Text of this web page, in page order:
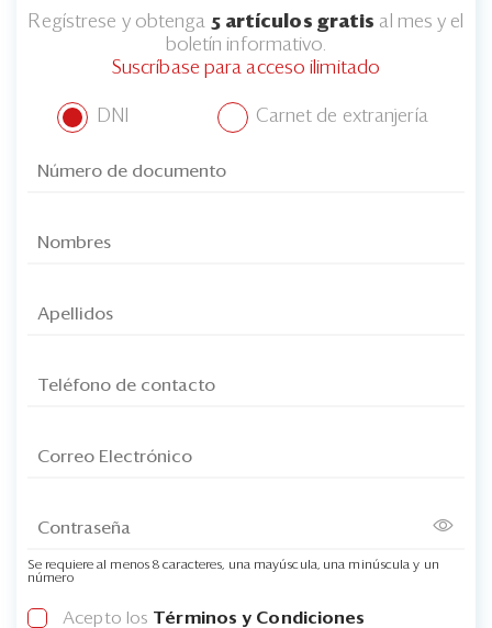
Regístrese y obtenga 5 artículos gratis al mes y el
boletín informativo.
Suscríbase para acceso ilimitado
DNI Carnet de extranjería
Se requiere al menos 8 caracteres, una mayúscula, una minúscula y un
número
Acepto los Términos y Condiciones